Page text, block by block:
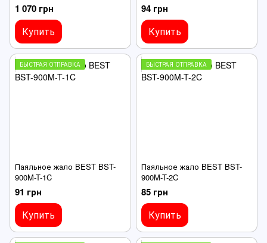
термостатическая, паяльное
жало с охлаждающей
стальной гильзой, 200–480°
1 070 грн
Купить
94 грн
Купить
БЫСТРАЯ ОТПРАВКА
Паяльное жало BEST BST-
900M-T-1C
91 грн
Купить
БЫСТРАЯ ОТПРАВКА
Паяльное жало BEST BST-
900M-T-2C
85 грн
Купить